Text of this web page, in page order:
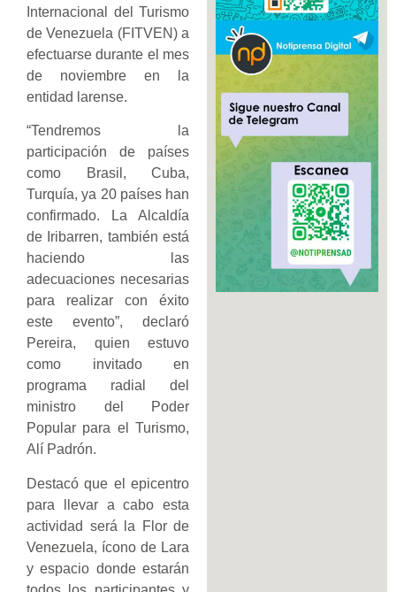
Internacional del Turismo
de Venezuela (FITVEN) a
efectuarse durante el mes
de noviembre en la
entidad larense.
“Tendremos la
participación de países
como Brasil, Cuba,
Turquía, ya 20 países han
confirmado. La Alcaldía
de Iribarren, también está
haciendo las
adecuaciones necesarias
para realizar con éxito
este evento”, declaró
Pereira, quien estuvo
como invitado en
programa radial del
ministro del Poder
Popular para el Turismo,
Alí Padrón.
Destacó que el epicentro
para llevar a cabo esta
actividad será la Flor de
Venezuela, ícono de Lara
y espacio donde estarán